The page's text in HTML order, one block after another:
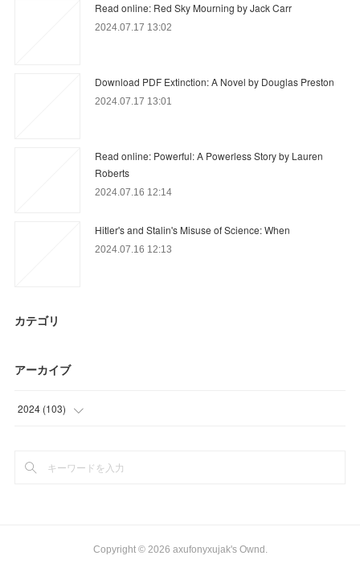
Read online: Red Sky Mourning by Jack Carr
2024.07.17 13:02
Download PDF Extinction: A Novel by Douglas Preston
2024.07.17 13:01
Read online: Powerful: A Powerless Story by Lauren
Roberts
2024.07.16 12:14
Hitler's and Stalin's Misuse of Science: When
2024.07.16 12:13
カテゴリ
アーカイブ
2024 (103)
(
Copyright © 2026 axufonyxujak's Ownd .